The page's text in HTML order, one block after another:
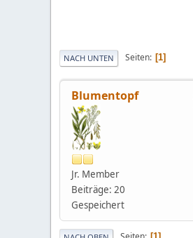
NACH UNTEN Seiten 1
Blumentopf
Jr. Member
Beiträge: 20
Gespeichert